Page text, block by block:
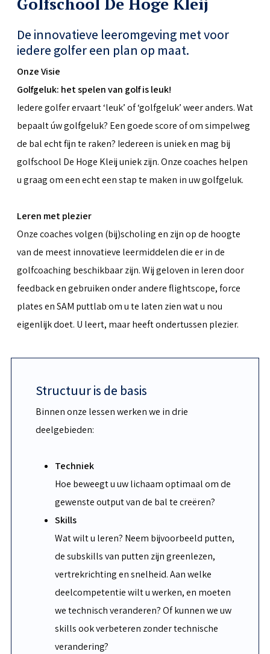
De innovatieve leeromgeving met voor
iedere golfer een plan op maat.
Onze Visie
Golfgeluk: het spelen van golf is leuk!
Iedere golfer ervaart ‘leuk’ of ‘golfgeluk’ weer anders. Wat
bepaalt úw golfgeluk? Een goede score of om simpelweg
de bal echt fijn te raken? Iedereen is uniek en mag bij
golfschool De Hoge Kleij uniek zijn. Onze coaches helpen
u graag om een echt een stap te maken in uw golfgeluk.
Leren met plezier
Onze coaches volgen (bij)scholing en zijn op de hoogte
van de meest innovatieve leermiddelen die er in de
golfcoaching beschikbaar zijn. Wij geloven in leren door
feedback en gebruiken onder andere flightscope, force
plates en SAM puttlab om u te laten zien wat u nou
eigenlijk doet. U leert, maar heeft ondertussen plezier.
Structuur is de basis
Binnen onze lessen werken we in drie
deelgebieden:
Techniek
Hoe beweegt u uw lichaam optimaal om de
gewenste output van de bal te creëren?
Skills
Wat wilt u leren? Neem bijvoorbeeld putten,
de subskills van putten zijn greenlezen,
vertrekrichting en snelheid. Aan welke
deelcompetentie wilt u werken, en moeten
we technisch veranderen? Of kunnen we uw
skills ook verbeteren zonder technische
verandering?